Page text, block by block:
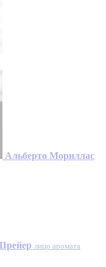
Альберто Мориллас
лицо аромата